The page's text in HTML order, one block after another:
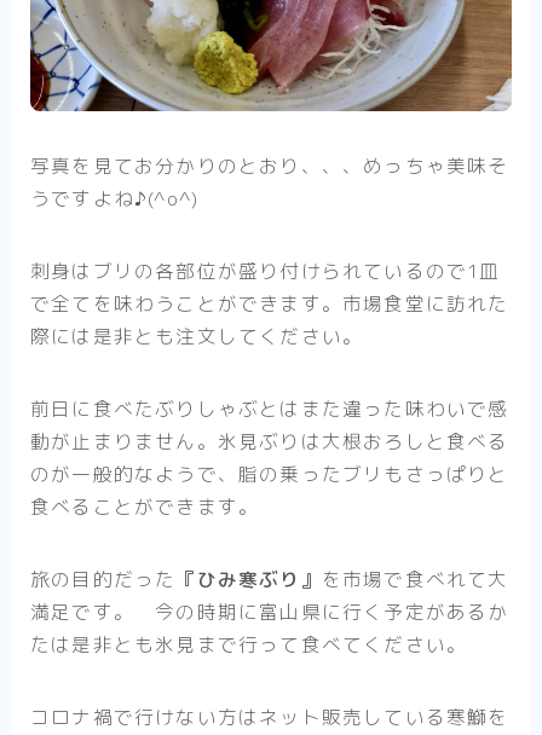
写真を見てお分かりのとおり、、、めっちゃ美味そ
うですよね♪(^o^)
刺身はブリの各部位が盛り付けられているので1皿
で全てを味わうことができます。市場食堂に訪れた
際には是非とも注文してください。
前日に食べたぶりしゃぶとはまた違った味わいで感
動が止まりません。 氷見ぶりは大根おろしと食べる
のが一般的なようで、脂の乗ったブリもさっぱりと
食べることができます。
旅の目的だった 『ひみ寒ぶり』 を市場で食べれて大
満足です。 今の時期に富山県に行く予定があるか
たは是非とも氷見まで行って食べてください。
コロナ禍で行けない方はネット販売している寒鰤を